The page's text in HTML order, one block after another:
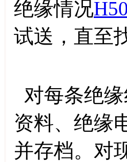
绝缘情况
试送，直至
对每条绝
资料、绝缘
并存档。对